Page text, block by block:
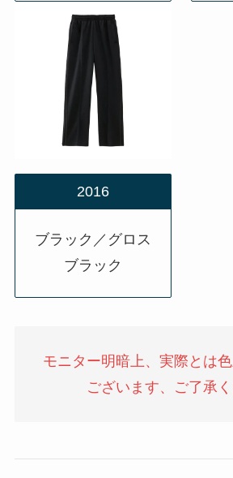
2016
ブラック／グロス
ブラック
モニター明暗上、実際とは
ございます、ご了承